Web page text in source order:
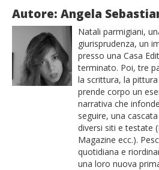
Autore: Angela
Natali parmigiani,
giurisprudenza, un
presso una Casa
terminato. Poi, tre
la scrittura, la
prende corpo un
narrativa che
seguire, una
diversi siti e testate
Magazine ecc.).
quotidiana e
una loro nuova